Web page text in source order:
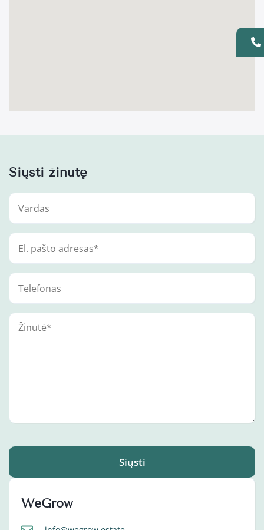
Siųsti žinutę
Siųsti
WeGrow